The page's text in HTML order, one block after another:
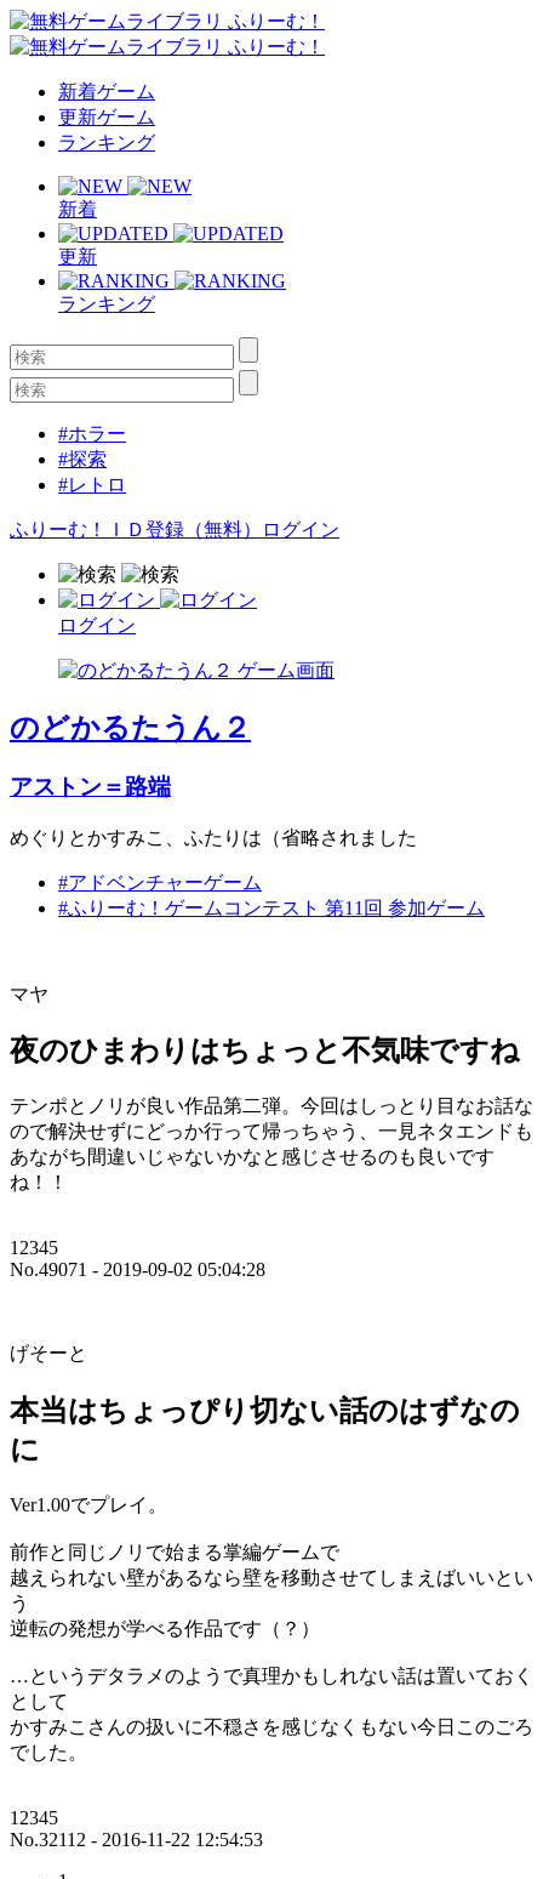
新着ゲーム
更新ゲーム
ランキング
新着
更新
ランキング
#ホラー
#探索
#レトロ
ふりーむ！ＩＤ登録（無料） ログイン
ログイン
のどかるたうん２
アストン＝路端
めぐりとかすみこ、ふたりは（省略されました
#アドベンチャーゲーム
#ふりーむ！ゲームコンテスト 第11回 参加ゲーム
マヤ
夜のひまわりはちょっと不気味ですね
テンポとノリが良い作品第二弾。今回はしっとり目なお話な
ので解決せずにどっか行って帰っちゃう、一見ネタエンドも
あながち間違いじゃないかなと感じさせるのも良いです
ね！！
12345
No.49071 - 2019-09-02 05:04:28
げそーと
本当はちょっぴり切ない話のはずなの
に
Ver1.00でプレイ。
前作と同じノリで始まる掌編ゲームで
越えられない壁があるなら壁を移動させてしまえばいいとい
う
逆転の発想が学べる作品です（？）
…というデタラメのようで真理かもしれない話は置いておく
として
かすみこさんの扱いに不穏さを感じなくもない今日このごろ
でした。
12345
No.32112 - 2016-11-22 12:54:53